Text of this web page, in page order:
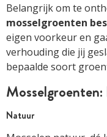
Belangrijk om te
mosselgroenten
eigen voorkeur en
verhouding die jij
bepaalde soort
Natuur